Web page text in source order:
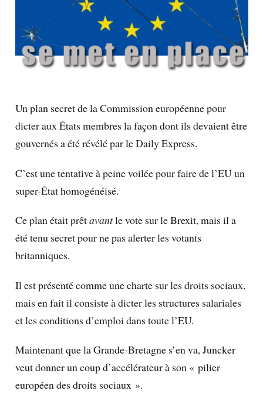
Un plan secret de la Commission européenne pour
dicter aux États membres la façon dont ils devaient être
gouvernés a été révélé par le Daily Express.
C’est une tentative à peine voilée pour faire de l’EU un
super-État homogénéisé.
Ce plan était prêtavantle vote sur le Brexit, mais il a
été tenu secret pour ne pas alerter les votants
britanniques.
Il est présenté comme une charte sur les droits sociaux,
mais en fait il consiste à dicter les structures salariales
et les conditions d’emploi dans toute l’EU.
Maintenant que la Grande-Bretagne s’en va, Juncker
veut donner un coup d’accélérateur à son « pilier
européen des droits sociaux ».